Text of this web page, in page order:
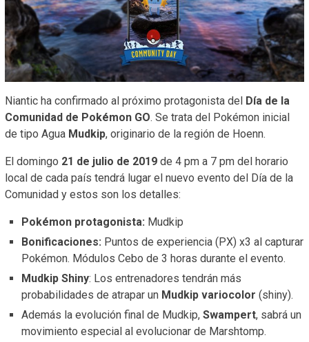
Niantic ha confirmado al próximo protagonista del Día de la
Comunidad de Pokémon GO. Se trata del Pokémon inicial
de tipo Agua Mudkip, originario de la región de Hoenn.
El domingo 21 de julio de 2019 de 4 pm a 7 pm del horario
local de cada país tendrá lugar el nuevo evento del Día de la
Comunidad y estos son los detalles:
Pokémon protagonista: Mudkip
Bonificaciones: Puntos de experiencia (PX) x3 al capturar
Pokémon. Módulos Cebo de 3 horas durante el evento.
Mudkip Shiny: Los entrenadores tendrán más
probabilidades de atrapar un Mudkip variocolor (shiny).
Además la evolución final de Mudkip, Swampert, sabrá un
movimiento especial al evolucionar de Marshtomp.